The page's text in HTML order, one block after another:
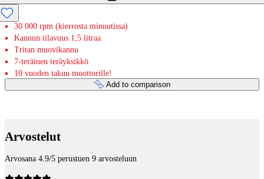
30 000 rpm (kierrosta minuutissa)
Kannun tilavuus 1,5 litraa
Tritan muovikannu
7-teräinen teräyksikkö
10 vuoden takuu moottorille!
Add to comparison
Arvostelut
Arvosana 4.9/5 perustuen 9 arvosteluun